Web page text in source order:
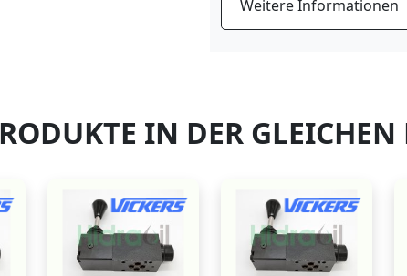
Weitere Informationen
IN DER GLEICHEN